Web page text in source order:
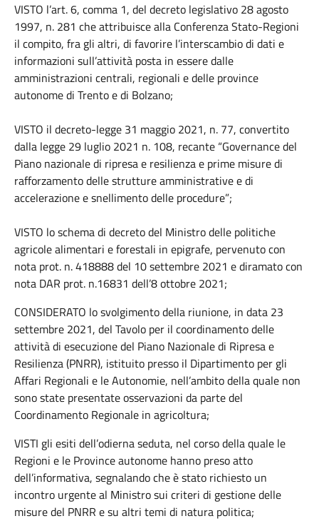
VISTO l’art. 6, comma 1, del decreto legislativo 28 agosto
1997, n. 281 che attribuisce alla Conferenza Stato-Regioni
il compito, fra gli altri, di favorire l’interscambio di dati e
informazioni sull’attività posta in essere dalle
amministrazioni centrali, regionali e delle province
autonome di Trento e di Bolzano;
VISTO il decreto-legge 31 maggio 2021, n. 77, convertito
dalla legge 29 luglio 2021 n. 108, recante “Governance del
Piano nazionale di ripresa e resilienza e prime misure di
rafforzamento delle strutture amministrative e di
accelerazione e snellimento delle procedure”;
VISTO lo schema di decreto del Ministro delle politiche
agricole alimentari e forestali in epigrafe, pervenuto con
nota prot. n. 418888 del 10 settembre 2021 e diramato con
nota DAR prot. n.16831 dell’8 ottobre 2021;
CONSIDERATO lo svolgimento della riunione, in data 23
settembre 2021, del Tavolo per il coordinamento delle
attività di esecuzione del Piano Nazionale di Ripresa e
Resilienza (PNRR), istituito presso il Dipartimento per gli
Affari Regionali e le Autonomie, nell’ambito della quale non
sono state presentate osservazioni da parte del
Coordinamento Regionale in agricoltura;
VISTI gli esiti dell’odierna seduta, nel corso della quale le
Regioni e le Province autonome hanno preso atto
dell’informativa, segnalando che è stato richiesto un
incontro urgente al Ministro sui criteri di gestione delle
misure del PNRR e su altri temi di natura politica;